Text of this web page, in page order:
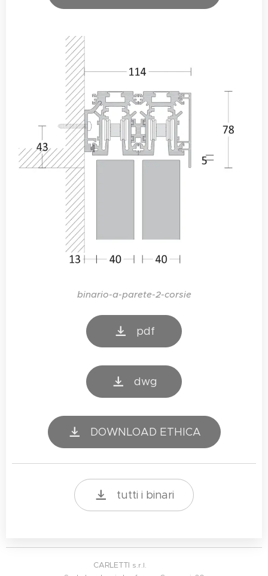
binario-a-parete-2-corsie
pdf
dwg
DOWNLOAD ETHICA
tutti i binari
CARLETTI s.r.l.